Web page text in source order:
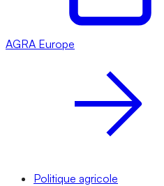
AGRA Europe
Politique agricole